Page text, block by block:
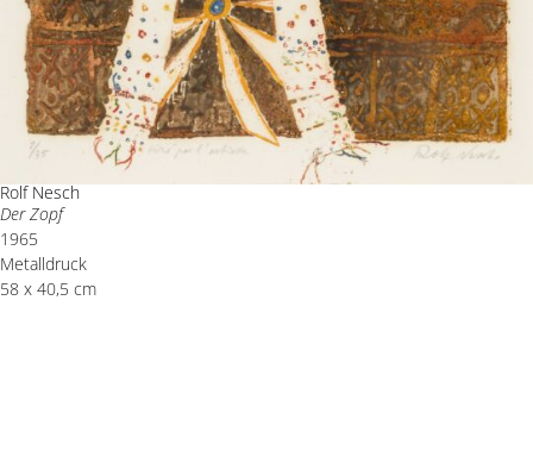
Rolf Nesch
Der Zopf
1965
Metalldruck
58 x 40,5 cm